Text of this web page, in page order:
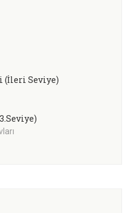
(İleri Seviye)